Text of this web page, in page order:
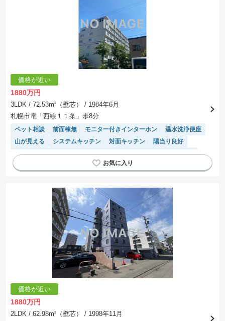
価格が近い
1880万円
3LDK / 72.53m²（壁芯）
/ 1984年6月
札幌市電「西線１１条」歩8分
ペット相談 前面棟無 モニター付きインターホン
温水洗浄便座
山が見える
システムキッチン 対面キッチン
陽当り良好
浴室乾燥機
平坦地 リフォーム済み物件
駐車場(普通車)あり
エレベーター
価格が近い
1880万円
2LDK / 62.98m²（壁芯）
/ 1998年11月